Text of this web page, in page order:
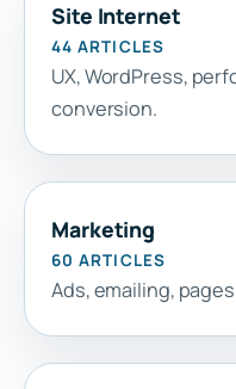
Site Internet
44 ARTICLES
UX, WordPress,
conversion.
Marketing
60 ARTICLES
Ads, emailing,